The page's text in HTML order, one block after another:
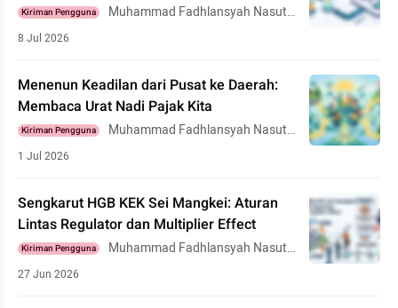
Kiriman Pengguna
Muhammad Fadhlansyah Nasuti
8 Jul 2026
Menenun Keadilan dari Pusat ke Daerah:
Membaca Urat Nadi Pajak Kita
Kiriman Pengguna
Muhammad Fadhlansyah Nasuti
1 Jul 2026
Sengkarut HGB KEK Sei Mangkei: Aturan
Lintas Regulator dan Multiplier Effect
Kiriman Pengguna
Muhammad Fadhlansyah Nasuti
27 Jun 2026